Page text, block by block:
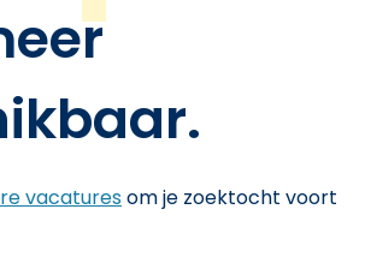
vacaturesom je zoektocht voort